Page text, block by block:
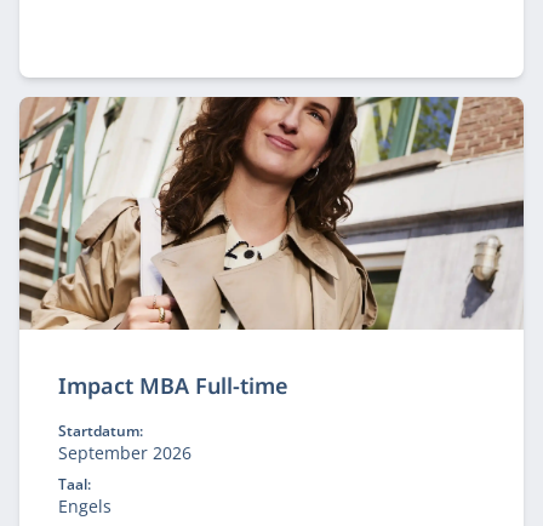
Impact MBA Full-time
Startdatum:
September 2026
Taal:
Engels